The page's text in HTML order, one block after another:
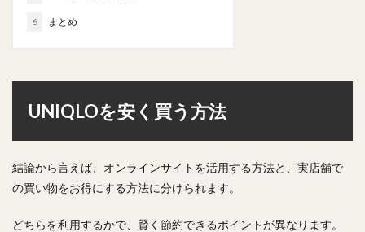
6 まとめ
UNIQLOを安く買う方法
結論から言えば、オンラインサイトを活用する方法と、実店舗で
の買い物をお得にする方法に分けられます。
どちらを利用するかで、賢く節約できるポイントが異なります。